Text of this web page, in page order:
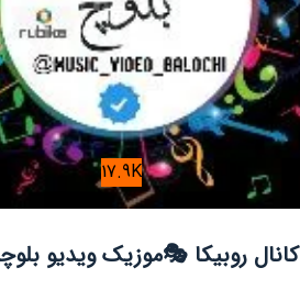
😂
17.9K
کانال روبیکا 🎭موزیک ویدیو